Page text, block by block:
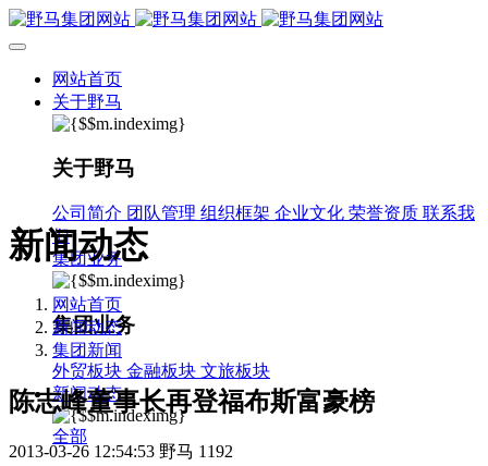
网站首页
关于野马
关于野马
公司简介 团队管理 组织框架 企业文化 荣誉资质 联系我
们
集团业务
集团业务
外贸板块 金融板块 文旅板块
新闻动态
全部
新闻动态
网站首页
新闻动态
集团新闻
陈志峰董事长再登福布斯富豪榜
2013-03-26 12:54:53 野马 1192